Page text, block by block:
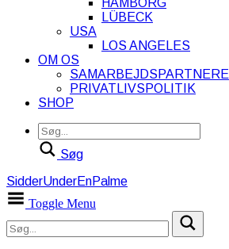
HAMBORG
LÜBECK
USA
LOS ANGELES
OM OS
SAMARBEJDSPARTNERE
PRIVATLIVSPOLITIK
SHOP
Søg
SidderUnderEnPalme
Toggle Menu